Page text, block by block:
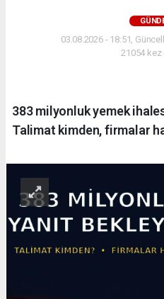
03.08.2026 - 18:51,
21054 kez
383 milyonluk yemek
Talimat kimden, firmalar